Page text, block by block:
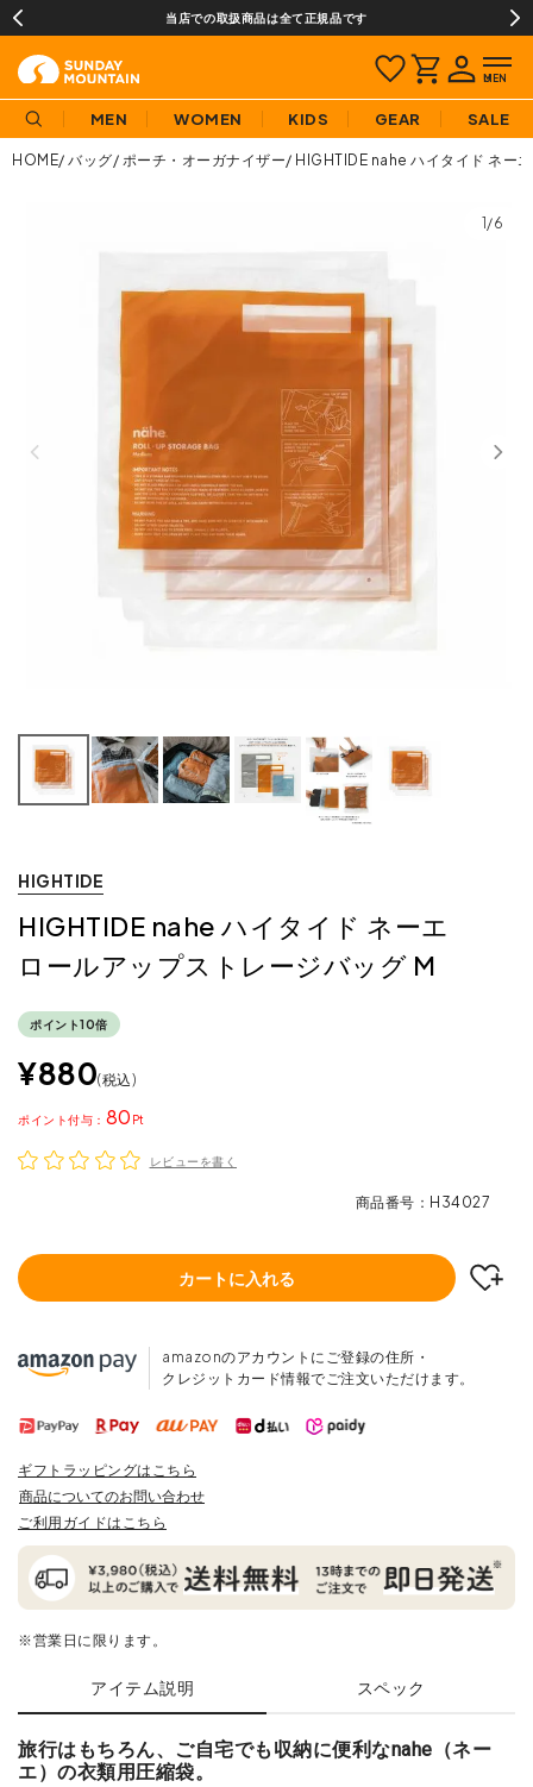
当店での取扱商品は全て正規品です
MEN WOMEN KIDS GEAR SALE
HOME バッグ ポーチ・オーガナイザー HIGHTIDE nahe ハイタイド ネー
1/6
HIGHTIDE
HIGHTIDE nahe ハイタイド ネーエ
ロールアップストレージバッグ M
ポイント10倍
¥880 税込
80
ポイント
レビューを書く
商品番号 H34027
カートに入れる
amazonのアカウントにご登録の住所・
クレジットカード情報でご注文いただけます。
ギフトラッピングはこちら
商品についてのお問い合わせ
ご利用ガイドはこちら
※営業日に限ります。
アイテム説明 スペック
旅行はもちろん、ご自宅でも収納に便利なnahe（ネー
エ）の衣類用圧縮袋。